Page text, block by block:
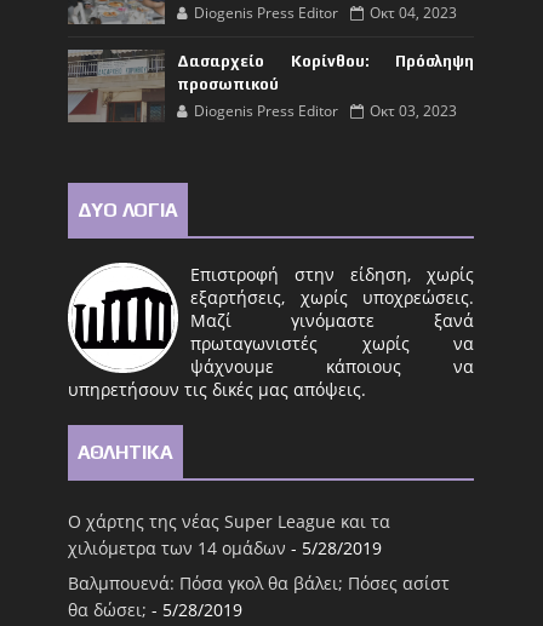
Diogenis Press Editor Οκτ 04, 2023
Δασαρχείο Κορίνθου: Πρόσληψη
προσωπικού
Diogenis Press Editor Οκτ 03, 2023
ΔΥΟ ΛΟΓΙΑ
Επιστροφή στην είδηση, χωρίς
εξαρτήσεις, χωρίς υποχρεώσεις.
Μαζί γινόμαστε ξανά
πρωταγωνιστές χωρίς να
ψάχνουμε κάποιους να
υπηρετήσουν τις δικές μας απόψεις.
ΑΘΛΗΤΙΚΑ
Ο χάρτης της νέας Super League και τα
χιλιόμετρα των 14 ομάδων - 5/28/2019
Βαλμπουενά: Πόσα γκολ θα βάλει; Πόσες ασίστ
θα δώσει; - 5/28/2019